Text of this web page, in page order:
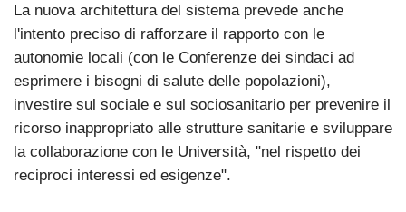
La nuova architettura del sistema prevede anche
l'intento preciso di rafforzare il rapporto con le
autonomie locali (con le Conferenze dei sindaci ad
esprimere i bisogni di salute delle popolazioni),
investire sul sociale e sul sociosanitario per prevenire il
ricorso inappropriato alle strutture sanitarie e sviluppare
la collaborazione con le Università, "nel rispetto dei
reciproci interessi ed esigenze".